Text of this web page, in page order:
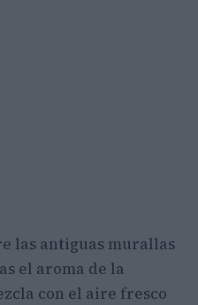
las antiguas murallas
el aroma de la
con el aire fresco